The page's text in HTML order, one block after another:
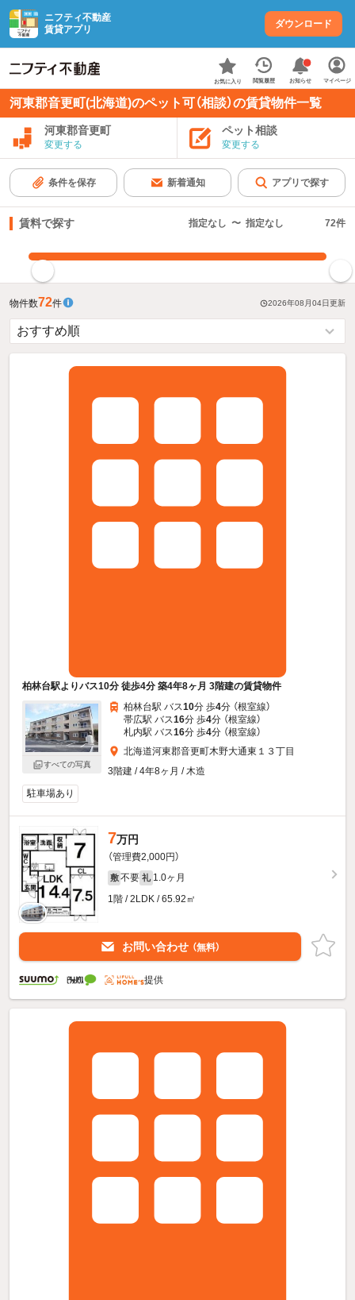
ニフティ不動産
賃貸アプリ
ダウンロード
お気に入り 閲覧履歴 お知らせ マイページ
河東郡音更町(北海道)のペット可（相談）の賃貸物件一覧
河東郡音更町
変更する
ペット相談
変更する
条件を保存 新着通知 アプリで探す
賃料で探す 指定なし 〜 指定なし 72件
物件数72件 2026年08月04日更新
柏林台駅よりバス10分 徒歩4分 築4年8ヶ月 3階建の賃貸物件
すべての写真
柏林台駅 バス10分 歩4分 （根室線）
帯広駅 バス16分 歩4分 （根室線）
札内駅 バス16分 歩4分 （根室線）
北海道河東郡音更町木野大通東１３丁目
3階建 / 4年8ヶ月 / 木造
駐車場あり
7万円
（管理費2,000円）
敷 不要 礼 1.0ヶ月
1階 / 2LDK / 65.92㎡
お問い合わせ （無料）
提供